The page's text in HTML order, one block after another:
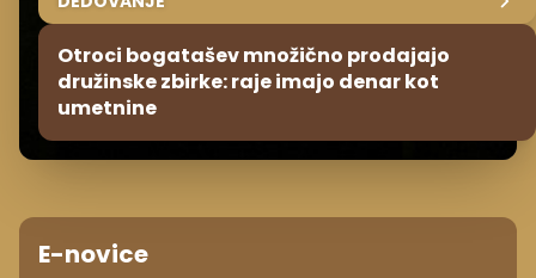
Otroci bogatašev množično prodajajo
družinske zbirke: raje imajo denar kot
umetnine
E-novice